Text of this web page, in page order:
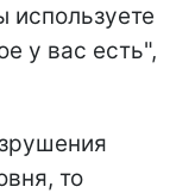
используете
у вас есть",
то